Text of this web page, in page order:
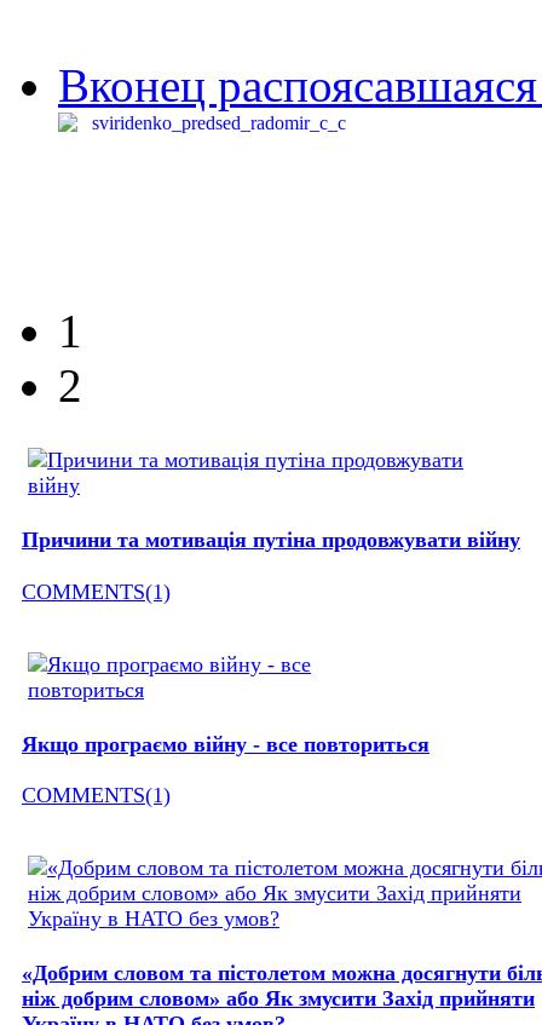
Вконец
1
2
Причини та мотивація путіна продовжувати війну
COMMENTS(1)
Якщо програємо війну - все повториться
COMMENTS(1)
«Добрим словом та пістолетом можна досягнути
ніж добрим словом» або Як змусити Захід прийняти